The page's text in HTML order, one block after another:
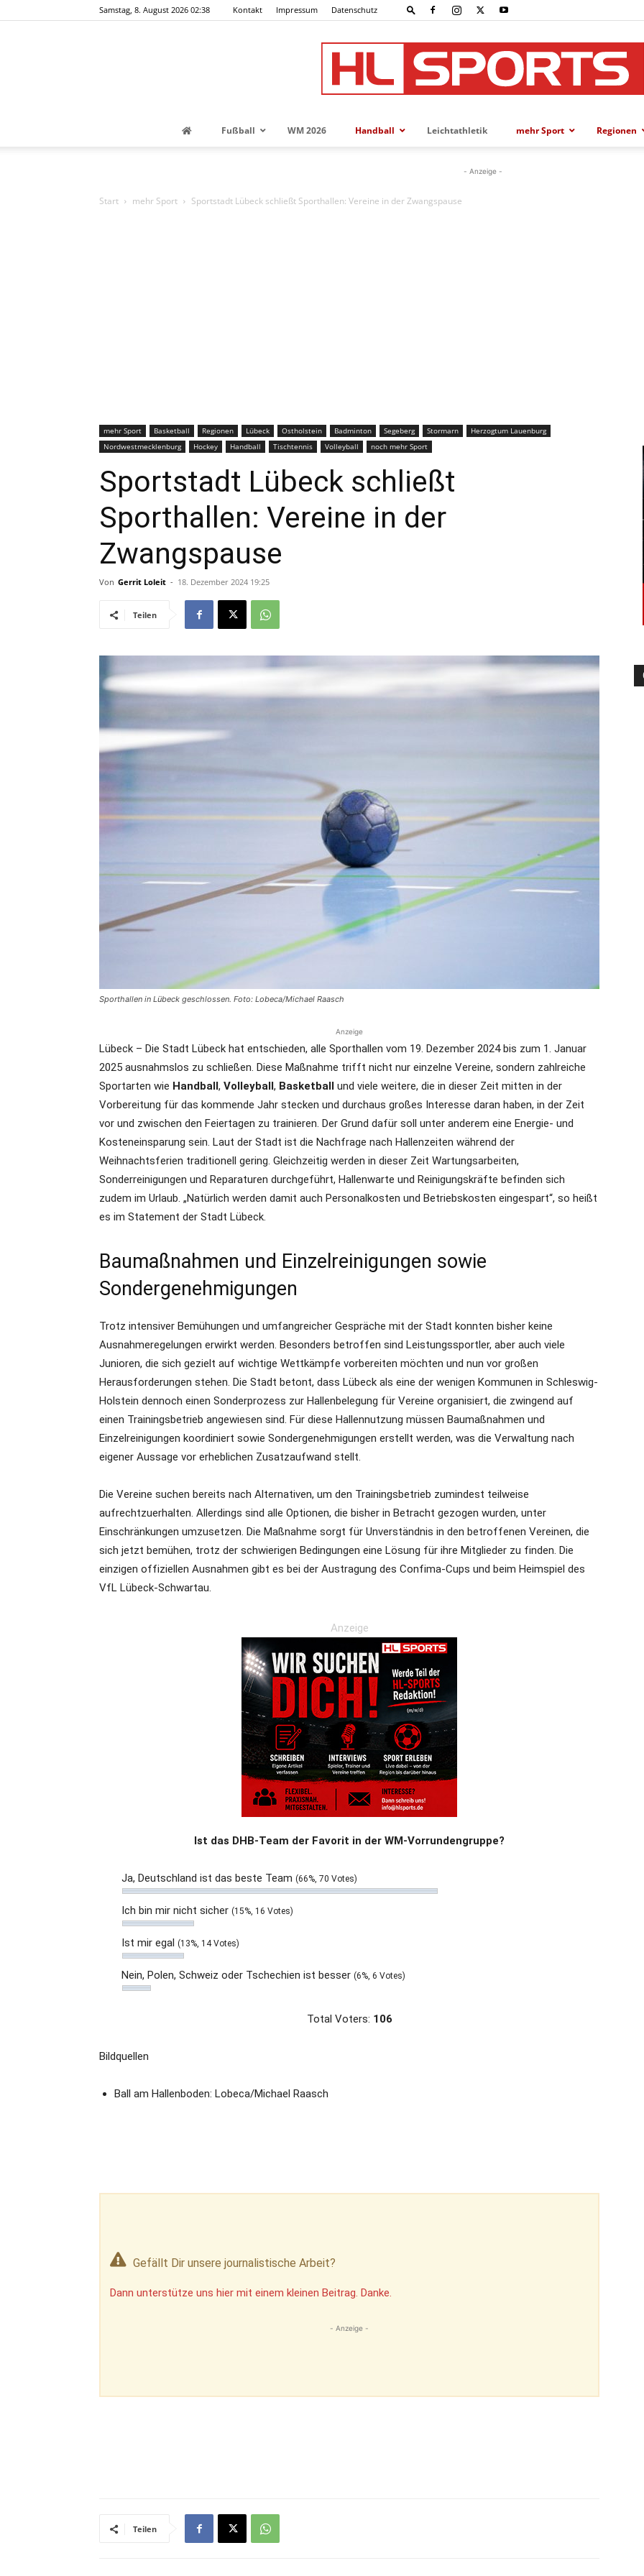
Samstag, 8. August 2026 02:38 Kontakt Impressum Datenschutz
Lübeck
Fußball WM 2026 Handball Leichtathletik mehr Sport Regionen
- Anzeige -
Start mehr Sport Sportstadt Lübeck schließt Sporthallen: Vereine in der Zwangspause
mehr Sport Basketball Regionen Lübeck Ostholstein Badminton Segeberg Stormarn
Herzogtum Lauenburg
Nordwestmecklenburg
Hockey Handball Tischtennis Volleyball noch mehr Sport
Sportstadt Lübeck schließt
Sporthallen: Vereine in der
Zwangspause
Von Gerrit Loleit - 18. Dezember 2024 19:25
Teilen
Sporthallen in Lübeck geschlossen. Foto: Lobeca/Michael Raasch
Anzeige
Lübeck – Die Stadt Lübeck hat entschieden, alle Sporthallen vom 19. Dezember 2024 bis zum 1. Januar
2025 ausnahmslos zu schließen. Diese Maßnahme trifft nicht nur einzelne Vereine, sondern zahlreiche
Sportarten wie Handball, Volleyball, Basketball und viele weitere, die in dieser Zeit mitten in der
Vorbereitung für das kommende Jahr stecken und durchaus großes Interesse daran haben, in der Zeit
vor und zwischen den Feiertagen zu trainieren. Der Grund dafür soll unter anderem eine Energie- und
Kosteneinsparung sein. Laut der Stadt ist die Nachfrage nach Hallenzeiten während der
Weihnachtsferien traditionell gering. Gleichzeitig werden in dieser Zeit Wartungsarbeiten,
Sonderreinigungen und Reparaturen durchgeführt, Hallenwarte und Reinigungskräfte befinden sich
zudem im Urlaub. „Natürlich werden damit auch Personalkosten und Betriebskosten eingespart“, so heißt
es im Statement der Stadt Lübeck.
Baumaßnahmen und Einzelreinigungen sowie
Sondergenehmigungen
Trotz intensiver Bemühungen und umfangreicher Gespräche mit der Stadt konnten bisher keine
Ausnahmeregelungen erwirkt werden. Besonders betroffen sind Leistungssportler, aber auch viele
Junioren, die sich gezielt auf wichtige Wettkämpfe vorbereiten möchten und nun vor großen
Herausforderungen stehen. Die Stadt betont, dass Lübeck als eine der wenigen Kommunen in Schleswig-
Holstein dennoch einen Sonderprozess zur Hallenbelegung für Vereine organisiert, die zwingend auf
einen Trainingsbetrieb angewiesen sind. Für diese Hallennutzung müssen Baumaßnahmen und
Einzelreinigungen koordiniert sowie Sondergenehmigungen erstellt werden, was die Verwaltung nach
eigener Aussage vor erheblichen Zusatzaufwand stellt.
Die Vereine suchen bereits nach Alternativen, um den Trainingsbetrieb zumindest teilweise
aufrechtzuerhalten. Allerdings sind alle Optionen, die bisher in Betracht gezogen wurden, unter
Einschränkungen umzusetzen. Die Maßnahme sorgt für Unverständnis in den betroffenen Vereinen, die
sich jetzt bemühen, trotz der schwierigen Bedingungen eine Lösung für ihre Mitglieder zu finden. Die
einzigen offiziellen Ausnahmen gibt es bei der Austragung des Confima-Cups und beim Heimspiel des
VfL Lübeck-Schwartau.
Anzeige
Ist das DHB-Team der Favorit in der WM-Vorrundengruppe?
Ja, Deutschland ist das beste Team (66%, 70 Votes)
Ich bin mir nicht sicher (15%, 16 Votes)
Ist mir egal (13%, 14 Votes)
Nein, Polen, Schweiz oder Tschechien ist besser (6%, 6 Votes)
Total Voters: 106
Bildquellen
Ball am Hallenboden: Lobeca/Michael Raasch
Gefällt Dir unsere journalistische Arbeit?
Dann unterstütze uns hier mit einem kleinen Beitrag. Danke.
- Anzeige -
Teilen